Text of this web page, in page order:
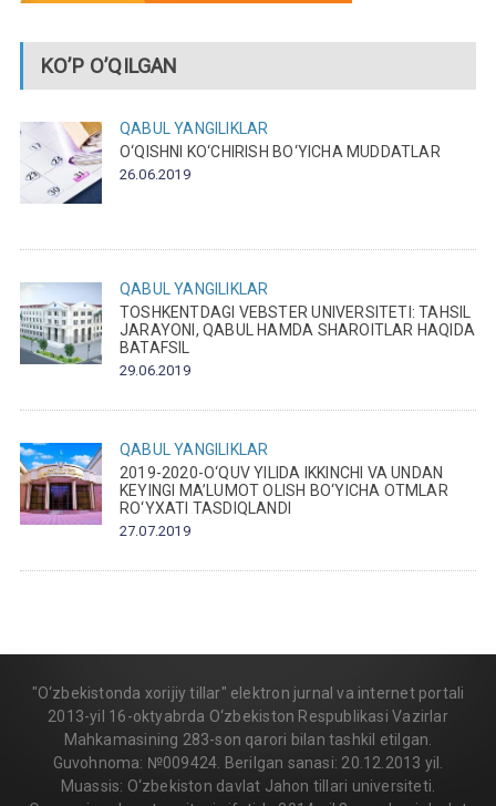
KO’P O’QILGAN
QABUL
YANGILIKLAR
O‘QISHNI KO‘CHIRISH BO‘YICHA MUDDATLAR
26.06.2019
QABUL
YANGILIKLAR
TOSHKENTDAGI VEBSTER UNIVERSITETI: TAHSIL
JARAYONI, QABUL HAMDA SHAROITLAR HAQIDA
BATAFSIL
29.06.2019
QABUL
YANGILIKLAR
2019-2020-O‘QUV YILIDA IKKINCHI VA UNDAN
KEYINGI MA’LUMOT OLISH BO‘YICHA OTMLAR
RO‘YXATI TASDIQLANDI
27.07.2019
"O‘zbekistonda xorijiy tillar" elektron jurnal va internet portali
2013-yil 16-oktyabrda O‘zbekiston Respublikasi Vazirlar
Mahkamasining 283-son qarori bilan tashkil etilgan.
Guvohnoma: №009424. Berilgan sanasi: 20.12.2013 yil.
Muassis: O‘zbekiston davlat Jahon tillari universiteti.